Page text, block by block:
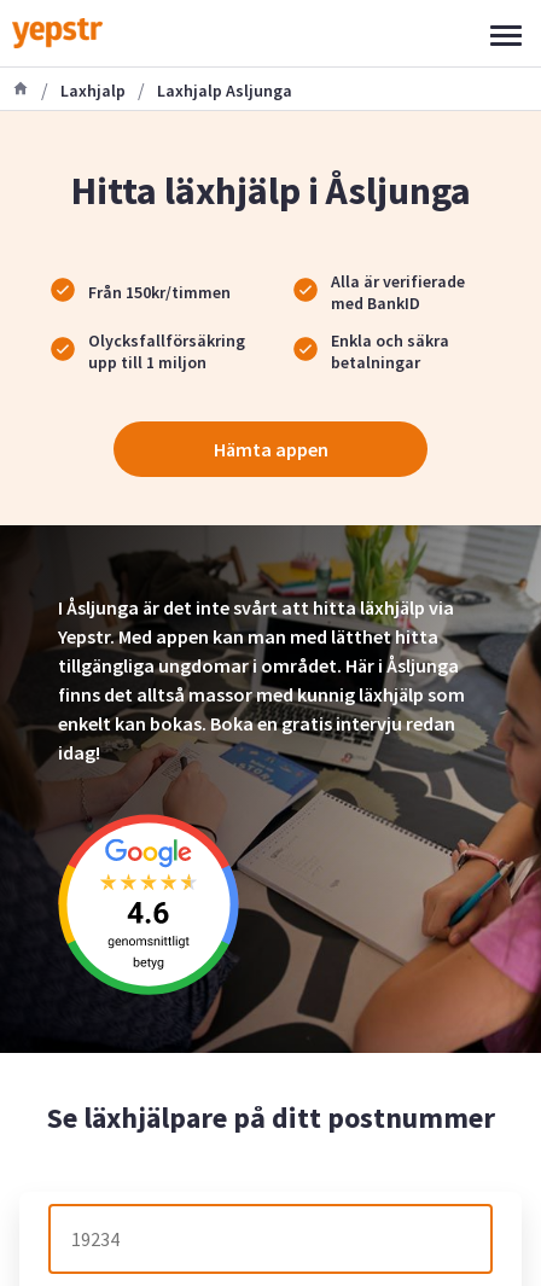
/ Laxhjalp / Laxhjalp Asljunga
Hitta läxhjälp i Åsljunga
Från 150kr/timmen
Alla är verifierade
med BankID
Olycksfallförsäkring
upp till 1 miljon
Enkla och säkra
betalningar
Hämta appen
I Åsljunga är det inte svårt att hitta läxhjälp via
Yepstr. Med appen kan man med lätthet hitta
tillgängliga ungdomar i området. Här i Åsljunga
finns det alltså massor med kunnig läxhjälp som
enkelt kan bokas. Boka en gratis intervju redan
idag!
Se läxhjälpare på ditt postnummer